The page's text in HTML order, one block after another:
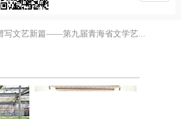
厅以制度创新破解监管堵点难点
写文艺新篇——第九届青海省文学艺...